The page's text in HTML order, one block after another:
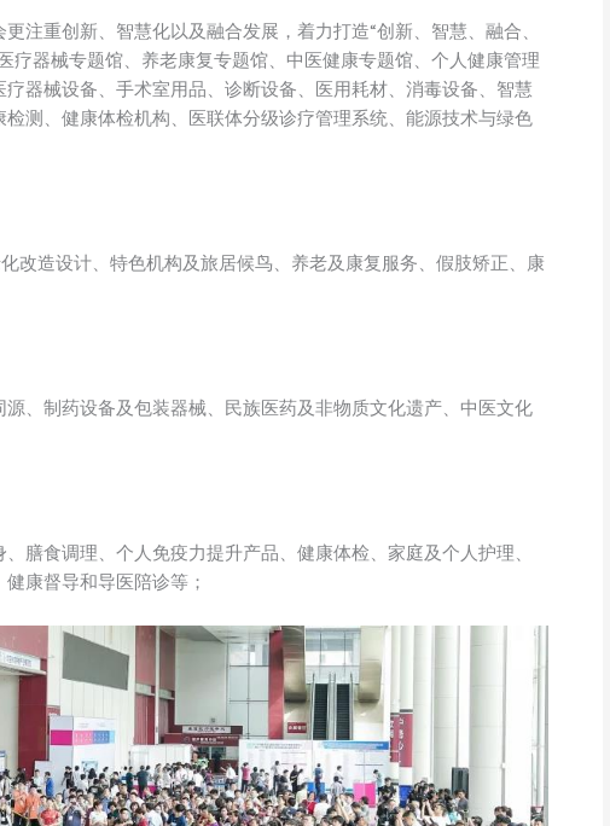
注重创新、智慧化以及融合发展，着力打造“创新、智慧、融合、
疗器械专题馆、养老康复专题馆、中医健康专题馆、个人健康管理
疗器械设备、手术室用品、诊断设备、医用耗材、消毒设备、智慧
测、健康体检机构、医联体分级诊疗管理系统、能源技术与绿色
改造设计、特色机构及旅居候鸟、养老及康复服务、假肢矫正、康
、制药设备及包装器械、民族医药及非物质文化遗产、中医文化
膳食调理、个人免疫力提升产品、健康体检、家庭及个人护理、
康督导和导医陪诊等；